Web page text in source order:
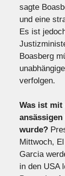
sagte
und eine
Es ist
Boasberg
verfolgen.
Was ist mit
wurde?
Mittwoch,
Garcia
in den USA